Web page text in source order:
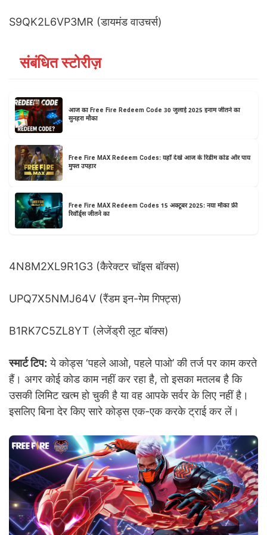
S9QK2L6VP3MR (डायमंड वाउचर्स)
संबंधित स्टोरीज़
आज का Free Fire Redeem Code 30 जुलाई 2025 इनाम जीतने का
सुनहरा मौका
Free Fire MAX Redeem Codes: यहाँ देखे आज के रिडीम कोड और पाय
मुफ्त उपहार
Free Fire MAX Redeem Codes 15 अक्टूबर 2025: नया मौका फ्री
रिवॉर्ड्स जीतने का
4N8M2XL9R1G3 (कैरेक्टर चॉइस बॉक्स)
UPQ7X5NMJ64V (रैंडम इन-गेम गिफ्ट्स)
B1RK7C5ZL8YT (लेजेंड्री लूट बॉक्स)
स्मार्ट टिप: ये कोड्स ‘पहले आओ, पहले पाओ’ की तर्ज पर काम करते
हैं। अगर कोई कोड काम नहीं कर रहा है, तो इसका मतलब है कि
उसकी लिमिट खत्म हो चुकी है या वह आपके सर्वर के लिए नहीं है।
इसलिए बिना देर किए सारे कोड्स एक-एक करके ट्राई कर लें।